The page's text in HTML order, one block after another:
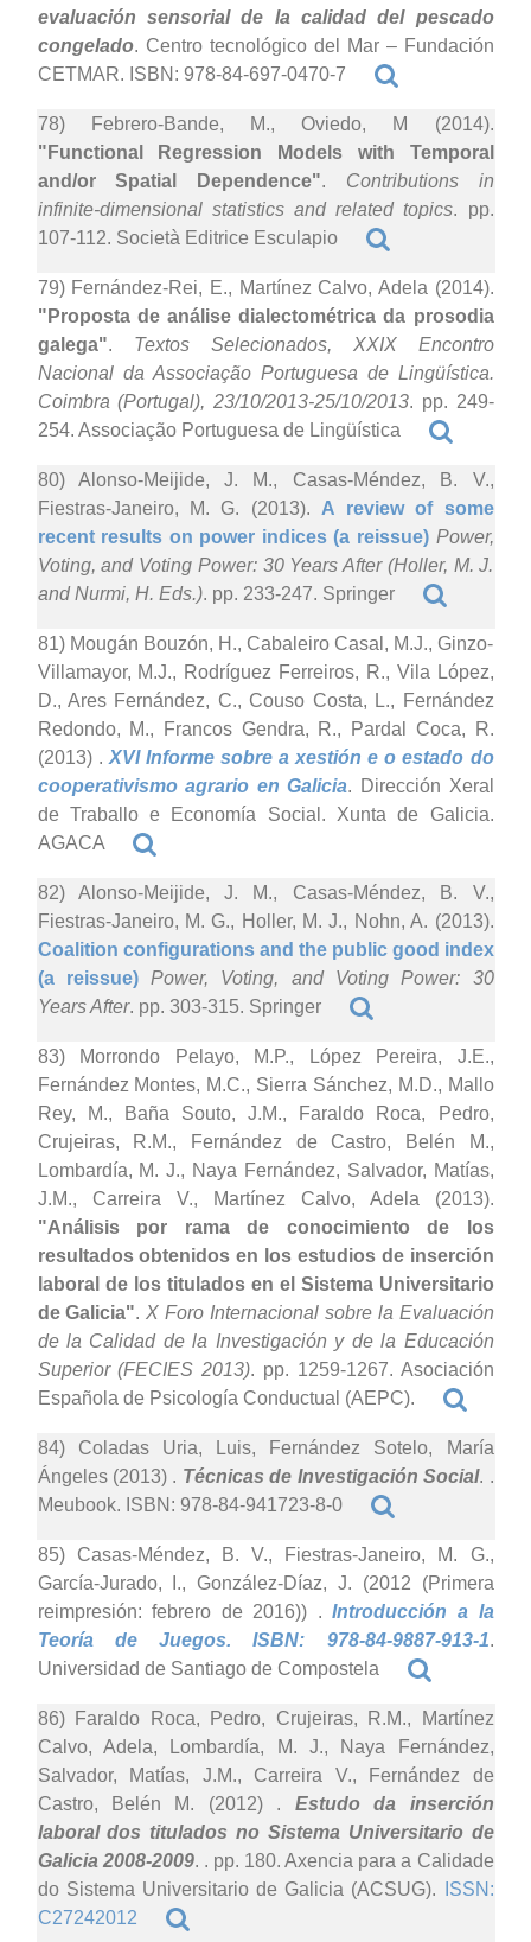
evaluación sensorial de la calidad del pescado
congelado. Centro tecnológico del Mar – Fundación
CETMAR. ISBN: 978-84-697-0470-7
78) Febrero-Bande, M., Oviedo, M (2014).
"Functional Regression Models with Temporal
and/or Spatial Dependence". Contributions in
infinite-dimensional statistics and related topics. pp.
107-112. Società Editrice Esculapio
79) Fernández-Rei, E., Martínez Calvo, Adela (2014).
"Proposta de análise dialectométrica da prosodia
galega". Textos Selecionados, XXIX Encontro
Nacional da Associação Portuguesa de Lingüística.
Coimbra (Portugal), 23/10/2013-25/10/2013. pp. 249-
254. Associação Portuguesa de Lingüística
80) Alonso-Meijide, J. M., Casas-Méndez, B. V.,
Fiestras-Janeiro, M. G. (2013). A review of some
recent results on power indices (a reissue)Power,
Voting, and Voting Power: 30 Years After (Holler, M. J.
and Nurmi, H. Eds.). pp. 233-247. Springer
81) Mougán Bouzón, H., Cabaleiro Casal, M.J., Ginzo-
Villamayor, M.J., Rodríguez Ferreiros, R., Vila López,
D., Ares Fernández, C., Couso Costa, L., Fernández
Redondo, M., Francos Gendra, R., Pardal Coca, R.
(2013) . XVI Informe sobre a xestión e o estado do
cooperativismo agrario en Galicia. Dirección Xeral
de Traballo e Economía Social. Xunta de Galicia.
AGACA
82) Alonso-Meijide, J. M., Casas-Méndez, B. V.,
Fiestras-Janeiro, M. G., Holler, M. J., Nohn, A. (2013).
Coalition configurations and the public good index
(a reissue)Power, Voting, and Voting Power: 30
Years After. pp. 303-315. Springer
83) Morrondo Pelayo, M.P., López Pereira, J.E.,
Fernández Montes, M.C., Sierra Sánchez, M.D., Mallo
Rey, M., Baña Souto, J.M., Faraldo Roca, Pedro,
Crujeiras, R.M., Fernández de Castro, Belén M.,
Lombardía, M. J., Naya Fernández, Salvador, Matías,
J.M., Carreira V., Martínez Calvo, Adela (2013).
"Análisis por rama de conocimiento de los
resultados obtenidos en los estudios de inserción
laboral de los titulados en el Sistema Universitario
de Galicia". X Foro Internacional sobre la Evaluación
de la Calidad de la Investigación y de la Educación
Superior (FECIES 2013). pp. 1259-1267. Asociación
Española de Psicología Conductual (AEPC).
84) Coladas Uria, Luis, Fernández Sotelo, María
Ángeles (2013) . Técnicas de Investigación Social. .
Meubook. ISBN: 978-84-941723-8-0
85) Casas-Méndez, B. V., Fiestras-Janeiro, M. G.,
García-Jurado, I., González-Díaz, J. (2012 (Primera
reimpresión: febrero de 2016)) .Introducción a la
Teoría de Juegos. ISBN: 978-84-9887-913-1.
Universidad de Santiago de Compostela
86) Faraldo Roca, Pedro, Crujeiras, R.M., Martínez
Calvo, Adela, Lombardía, M. J., Naya Fernández,
Salvador, Matías, J.M., Carreira V., Fernández de
Castro, Belén M. (2012) . Estudo da inserción
laboral dos titulados no Sistema Universitario de
Galicia 2008-2009. . pp. 180. Axencia para a Calidade
do Sistema Universitario de Galicia (ACSUG).
ISSN:
C27242012